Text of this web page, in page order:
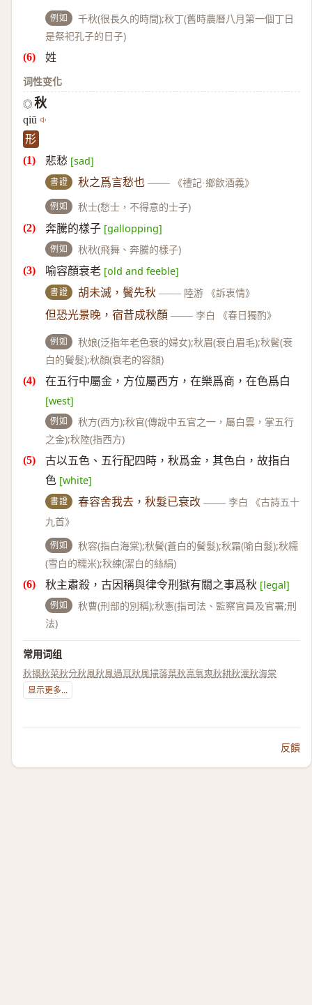
例如
千秋(很長久的時間);秋丁(舊時農曆八月第一個丁日
是祭祀孔子的日子)
姓
词性变化
◎ 秋
qiū
形
悲愁 [sad]
書證 秋之爲言愁也 —— 《禮記·鄉飲酒義》
例如 秋士(愁士，不得意的士子)
奔騰的樣子 [gallopping]
例如 秋秋(飛舞、奔騰的樣子)
喻容顏衰老 [old and feeble]
書證 胡未滅，鬢先秋 —— 陸游 《訴衷情》
但恐光景晚，宿昔成秋顏 —— 李白 《春日獨酌》
例如
秋娘(泛指年老色衰的婦女);秋眉(衰白眉毛);秋鬢(衰
白的鬢髮);秋顏(衰老的容顏)
在五行中屬金，方位屬西方，在樂爲商，在色爲白
[west]
例如
秋方(西方);秋官(傳說中五官之一，屬白雲，掌五行
之金);秋陸(指西方)
古以五色、五行配四時，秋爲金，其色白，故指白
色 [white]
書證 春容舍我去，秋髮已衰改 —— 李白 《古詩五十
九首》
例如
秋容(指白海棠);秋鬢(蒼白的鬢髮);秋霜(喻白髮);秋糯
(雪白的糯米);秋練(潔白的絲絹)
秋主肅殺，古因稱與律令刑獄有關之事爲秋 [legal]
例如
秋曹(刑部的別稱);秋憲(指司法、監察官員及官署;刑
法)
常用词组
秋播秋菜秋分秋風秋風過耳秋風掃落葉秋高氣爽秋耕秋灌秋海棠
显示更多...
反饋